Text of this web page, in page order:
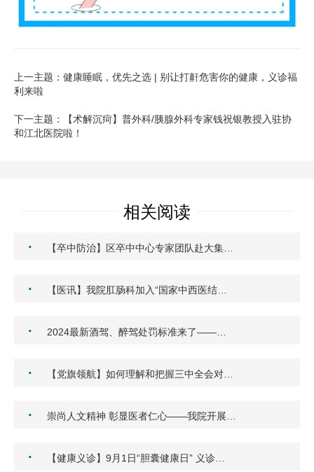
上一主题：健康睡眠，优先之选 | 别让打鼾危害你的健康，义诊福
利来啦
下一主题：【术解沉疴】普外科/胰腺外科专家钱祝银教授入驻协
和江北医院啦！
相关阅读
· 【卒中防治】区卒中中心专家团队赴大集…
· 【医讯】我院肛肠科加入“国家中西医结…
· 2024最新酒驾、醉驾处罚标准来了——…
· 【党旗领航】如何理解和把握三中全会对…
· 崇尚人文精神 彰显医者仁心——我院开展…
· 【健康义诊】9月1日“胆囊健康日” 义诊…